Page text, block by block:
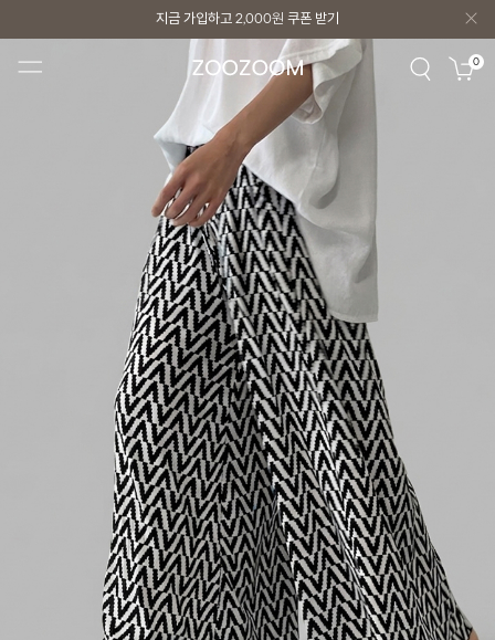
지금 가입하고 2,000원 쿠폰 받기
지금 가입하고 2,000원쿠폰 받기 0